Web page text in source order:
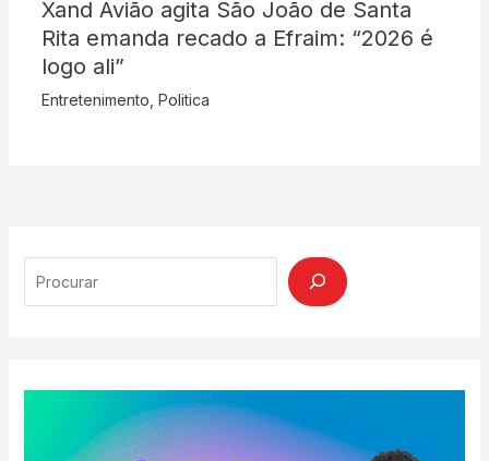
Xand Avião agita São João de Santa
Rita emanda recado a Efraim: “2026 é
logo ali”
Entretenimento Politica